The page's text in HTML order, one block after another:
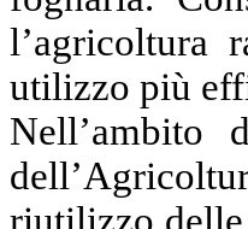
l’agricoltura
utilizzo più
Nell’ambito
riutilizzo delle